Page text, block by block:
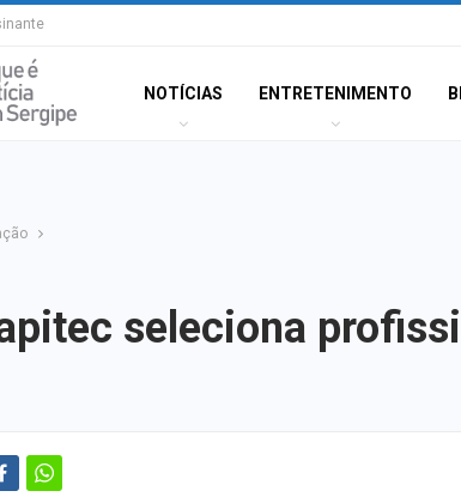
NOTÍCIAS ENTRETENIMENTO
seleciona